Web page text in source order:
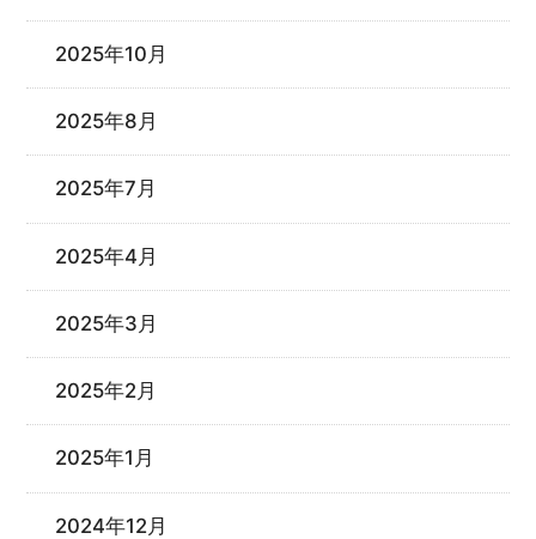
2025年10月
2025年8月
2025年7月
2025年4月
2025年3月
2025年2月
2025年1月
2024年12月